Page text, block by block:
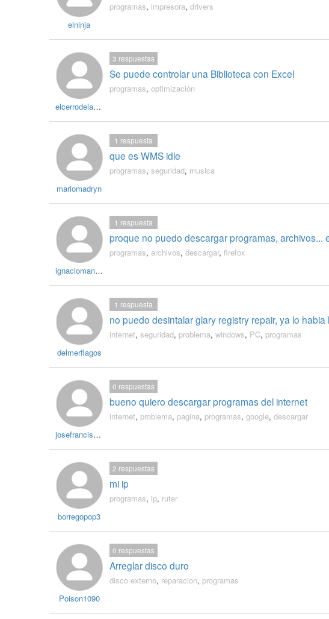
elninja
programas, impresora, drivers
elcerrodelasilla
Se puede controlar una Biblioteca con Excel
3 respuestas
programas, optimización
mariomadryn
que es WMS idle
1 respuesta
programas, seguridad, musica
ignaciomanprieto
proque no puedo descargar programas, archivos...
1 respuesta
programas, archivos, descargar, firefox
delmerflagos
no puedo desintalar glary registry repair, ya lo
1 respuesta
internet, seguridad, problema, windows, PC, programas
josefrancisco2515
bueno quiero descargar programas del internet
0 respuestas
internet, problema, pagina, programas, google, descargar
borregopop3
mi ip
2 respuestas
programas, ip, ruter
Poison1090
Arreglar disco duro
0 respuestas
disco externo, reparacion, programas